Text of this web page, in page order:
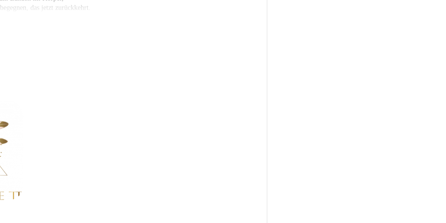
das jetzt zurückkehrt.